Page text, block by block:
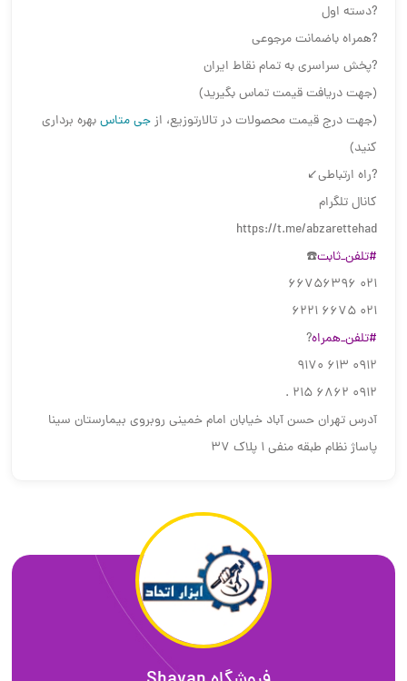
?دسته اول
?همراه باضمانت مرجوعی
?پخش سراسری به تمام نقاط ایران
(جهت دریافت قیمت تماس بگیرید)
(جهت درج قیمت محصولات در تالارتوزیع، ازجی متاسبهره برداری
کنید)
?راه ارتباطی↙️
کانال تلگرام
https://t.me/abzarettehad
#تلفن_ثابت☎️
021 66756396
021 6675 6221
#تلفن_همراه?
0912 613 9170
0912 6862 215 .
آدرس تهران حسن آباد خیابان امام خمینی روبروی بیمارستان سینا
پاساژ نظام طبقه منفی ۱ پلاک ۳۷